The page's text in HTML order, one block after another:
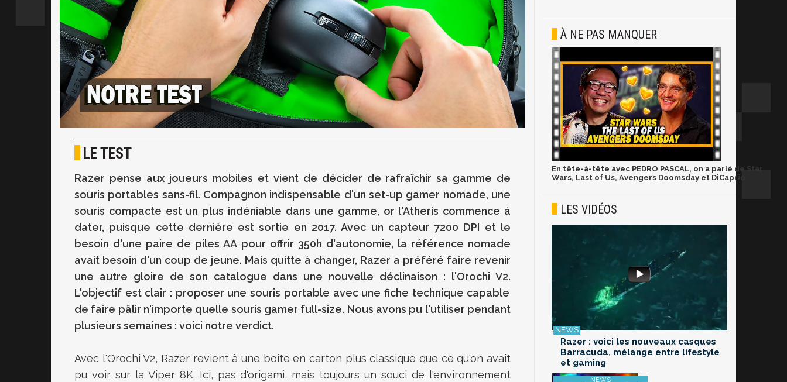
LE TEST
Razer pense aux joueurs mobiles et vient de décider de rafraîchir sa gamme de
souris portables sans-fil. Compagnon indispensable d'un set-up gamer nomade, une
souris compacte est un plus indéniable dans une gamme, or l'Atheris commence à
dater, puisque cette dernière est sortie en 2017. Avec un capteur 7200 DPI et le
besoin d'une paire de piles AA pour offrir 350h d'autonomie, la référence nomade
avait besoin d'un coup de jeune. Mais quitte à changer, Razer a préféré faire revenir
une autre gloire de son catalogue dans une nouvelle déclinaison : l'Orochi V2.
L'objectif est clair : proposer une souris portable avec une fiche technique capable
de faire pâlir n'importe quelle souris gamer full-size. Nous avons pu l'utiliser pendant
plusieurs semaines : voici notre verdict.
Avec l'Orochi V2, Razer revient à une boîte en carton plus classique que ce qu'on avait
pu voir sur la Viper 8K. Ici, pas d'origami, mais toujours un souci de l'environnement
À NE PAS MANQUER
En tête-à-tête avec PEDRO PASCAL, on a parlé de Star
Wars, Last of Us, Avengers Doomsday et DiCaprio
LES VIDÉOS
Razer : voici les nouveaux casques
Barracuda, mélange entre lifestyle
et gaming